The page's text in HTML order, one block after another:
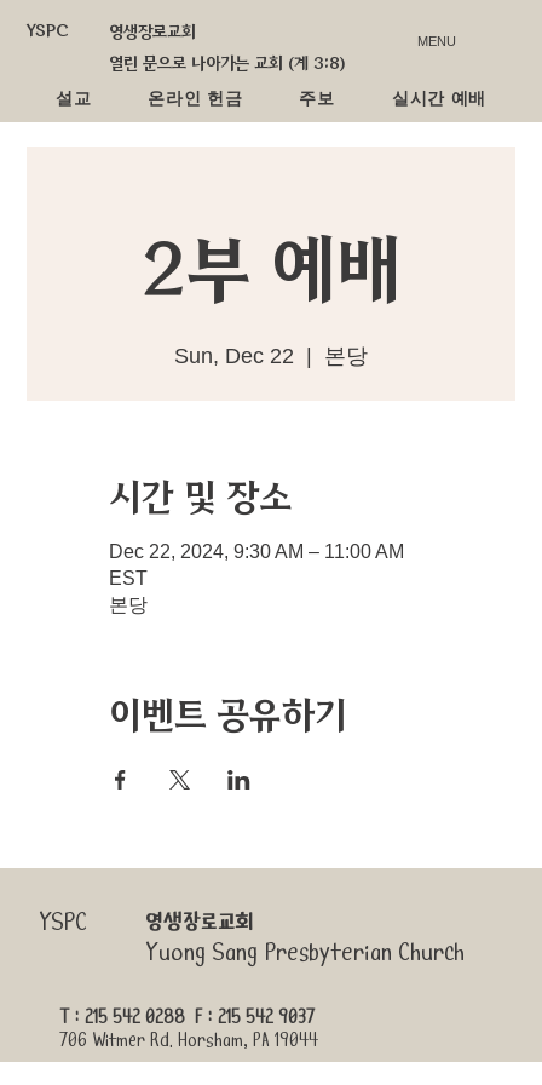
영생장로교회
설교 온라인 헌금 주보 실시간 예배
MENU
YSPC
열린 문으로 나아가는 교회 (계 3:8)
2부 예배
Sun, Dec 22 본당
시간 및 장소
Dec 22, 2024, 9:30 AM – 11:00 AM
EST
본당
이벤트 공유하기
T : 215 542 0288 F : 215 542 9037
706 Witmer Rd. Horsham, PA 19044
영생장로교회
Yuong Sang Presbyterian Church
YSPC